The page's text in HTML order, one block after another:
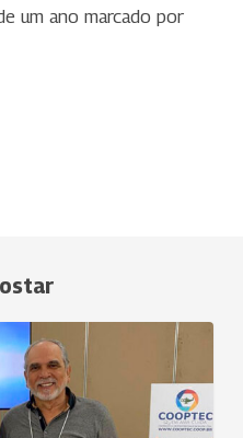
um ano marcado por